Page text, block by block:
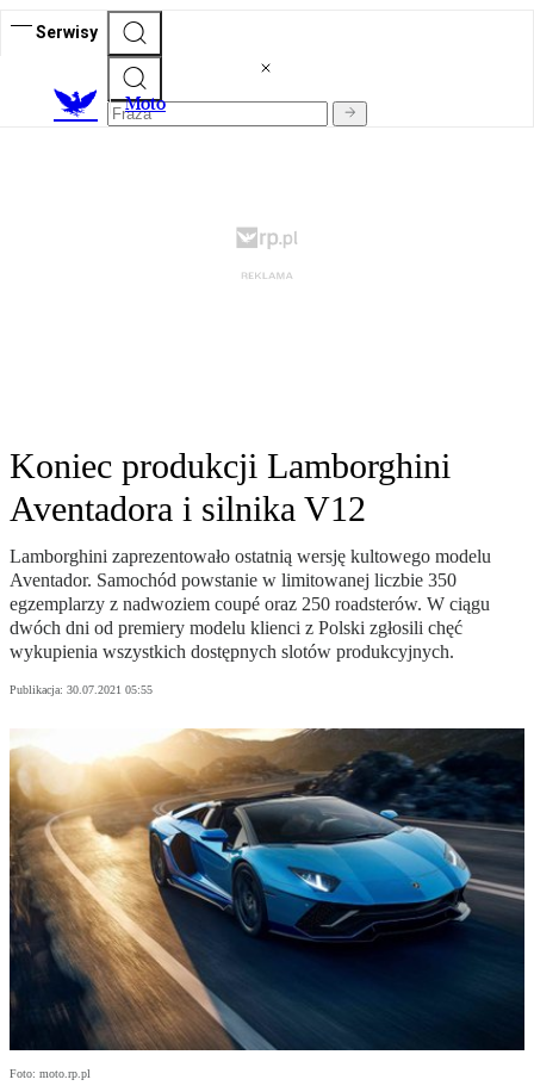
Serwisy
Moto
Koniec produkcji Lamborghini
Aventadora i silnika V12
Lamborghini zaprezentowało ostatnią wersję kultowego modelu
Aventador. Samochód powstanie w limitowanej liczbie 350
egzemplarzy z nadwoziem coupé oraz 250 roadsterów. W ciągu
dwóch dni od premiery modelu klienci z Polski zgłosili chęć
wykupienia wszystkich dostępnych slotów produkcyjnych.
Publikacja: 30.07.2021 05:55
Foto: moto.rp.pl